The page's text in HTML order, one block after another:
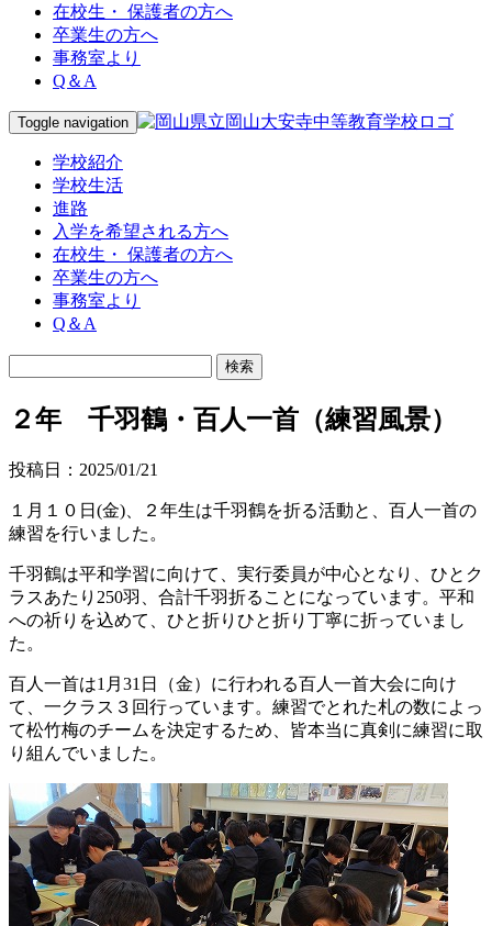
在校生・ 保護者の方へ
卒業生の方へ
事務室より
Q＆A
Toggle navigation
学校紹介
学校生活
進路
入学を希望される方へ
在校生・ 保護者の方へ
卒業生の方へ
事務室より
Q＆A
２年 千羽鶴・百人一首（練習風景）
投稿日：2025/01/21
１月１０日(金)、２年生は千羽鶴を折る活動と、百人一首の
練習を行いました。
千羽鶴は平和学習に向けて、実行委員が中心となり、ひとク
ラスあたり250羽、合計千羽折ることになっています。平和
への祈りを込めて、ひと折りひと折り丁寧に折っていまし
た。
百人一首は1月31日（金）に行われる百人一首大会に向け
て、一クラス３回行っています。練習でとれた札の数によっ
て松竹梅のチームを決定するため、皆本当に真剣に練習に取
り組んでいました。